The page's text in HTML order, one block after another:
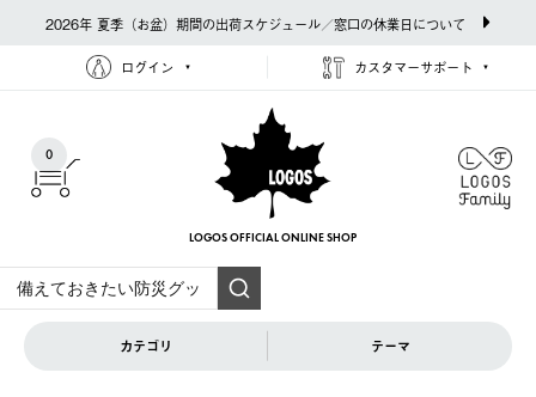
2026年 夏季（お盆）期間の出荷スケジュール／窓口の休業日について
ログイン カスタマーサポート
0
LOGOS OFFICIAL ONLINE SHOP
カテゴリ テーマ